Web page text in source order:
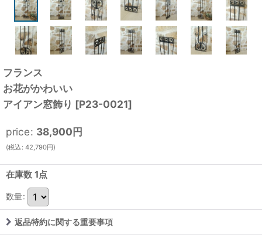
フランス
お花がかわいい
アイアン窓飾り [P23-0021]
price: 38,900円
(税込 : 42,790円)
在庫数 1点
数量:
返品特約に関する重要事項